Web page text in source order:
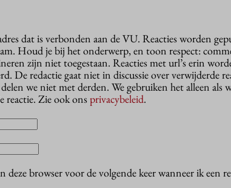
dat is verbonden aan de VU. Reacties worden
Houd je bij het onderwerp, en toon respect:
zijn niet toegestaan. Reacties met url’s erin
De redactie gaat niet in discussie over verwijderde
we niet met derden. We gebruiken het alleen als
reactie. Zie ook onsprivacybeleid.
browser voor de volgende keer wanneer ik een